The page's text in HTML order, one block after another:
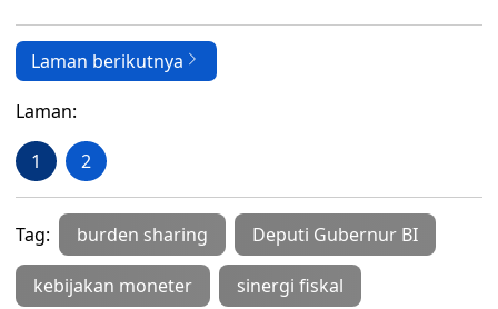
Laman berikutnya
Laman:
1 2
Tag: burden sharing Deputi Gubernur BI
kebijakan moneter sinergi fiskal